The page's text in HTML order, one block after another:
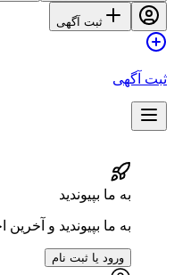
ثبت آگهی
ثبت آگهی
به ما بپیوندید
به ما بپیوندید و
ورود یا ثبت نام